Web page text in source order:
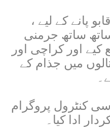
پانے کے لیے ،
ساتھ جرمنی
اور کراچی اور
میں جذام کے
کنٹرول پروگرام
ادا کیا۔